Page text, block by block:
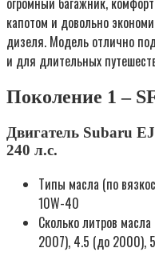
капотом и довольно
дизеля. Модель отлично
и для длительных
Поколение 1 –
Двигатель Subaru
240 л.с.
Типы масла (по
10W-40
Сколько литров
2007), 4.5 (до 2000),